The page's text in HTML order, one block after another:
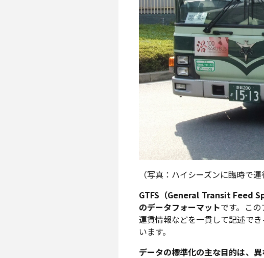
（写真：ハイシーズンに臨時で
GTFS（General Transit Feed
のデータフォーマットです。こ
運賃情報などを一貫して記述で
います。
データの標準化の主な目的は、